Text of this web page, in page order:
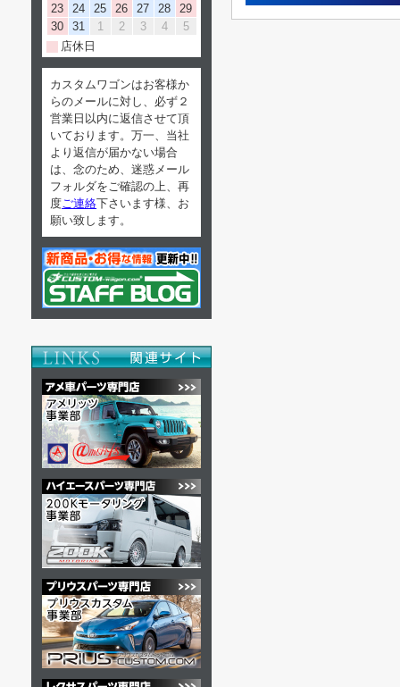
23
24 25 26 27 28
29
30
31 1 2 3 4
5
店休日
カスタムワゴンはお客様か
らのメールに対し、必ず２
営業日以内に返信させて頂
いております。万一、当社
より返信が届かない場合
は、念のため、迷惑メール
フォルダをご確認の上、再
度 ご連絡下さいます様、お
願い致します。